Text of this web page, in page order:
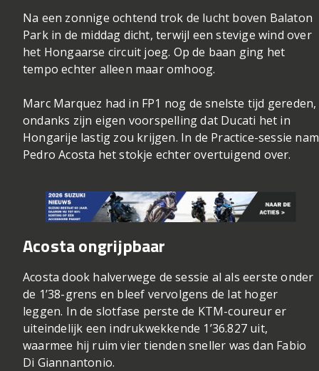
Na een zonnige ochtend trok de lucht boven Balaton
Park in de middag dicht, terwijl een stevige wind over
het Hongaarse circuit joeg. Op de baan ging het
tempo echter alleen maar omhoog.
Marc Marquez had in FP1 nog de snelste tijd gereden,
ondanks zijn eigen voorspelling dat Ducati het in
Hongarije lastig zou krijgen. In de Practice-sessie nam
Pedro Acosta het stokje echter overtuigend over.
Acosta ongrijpbaar
Acosta dook halverwege de sessie al als eerste onder
de 1’38-grens en bleef vervolgens de lat hoger
leggen. In de slotfase perste de KTM-coureur er
uiteindelijk een indrukwekkende 1’36.827 uit,
waarmee hij ruim vier tienden sneller was dan Fabio
Di Giannantonio.